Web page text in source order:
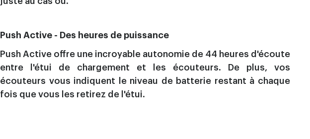
Push Active - Des heures de puissance
Push Active offre une incroyable autonomie de 44 heures d'écoute
entre l'étui de chargement et les écouteurs. De plus, vos
écouteurs vous indiquent le niveau de batterie restant à chaque
fois que vous les retirez de l'étui.